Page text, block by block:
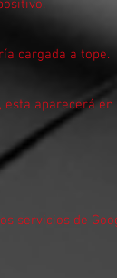
cargada a tope.
aparecerá en
servicios de